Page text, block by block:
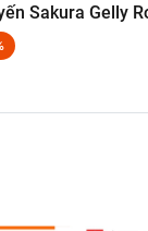
Sakura Gelly